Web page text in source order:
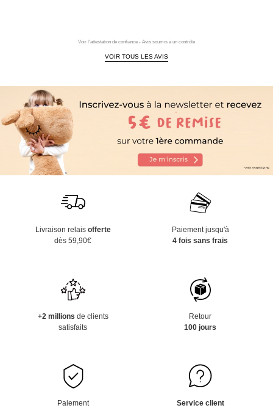
Voir l'attestation de confiance - Avis soumis à un contrôle
VOIR TOUS LES AVIS
Livraison relais offerte
dès 59,90€
Paiement jusqu'à
4 fois sans frais
+2 millions de clients
satisfaits
Retour
100 jours
Paiement
Service client